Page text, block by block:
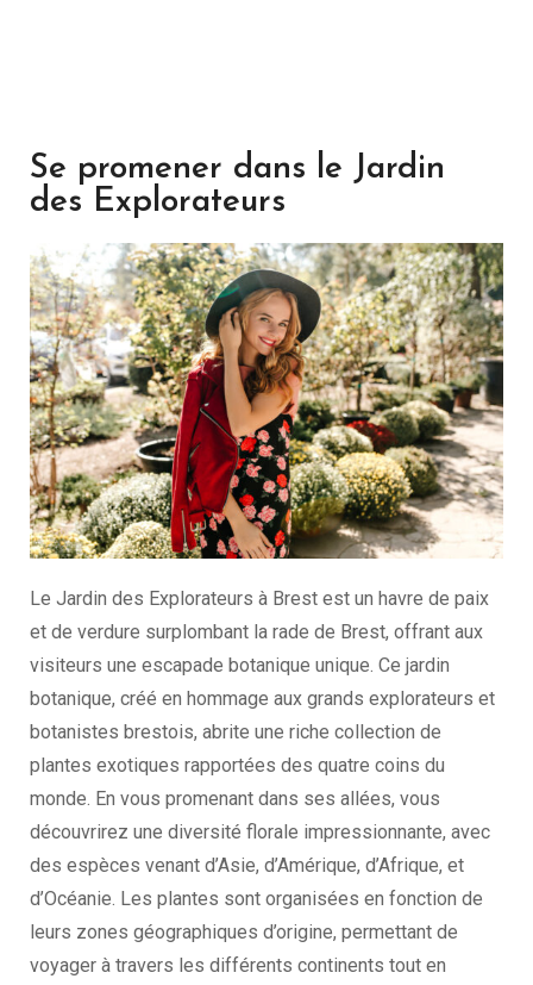
Se promener dans le Jardin
des Explorateurs
Le Jardin des Explorateurs à Brest est un havre de paix
et de verdure surplombant la rade de Brest, offrant aux
visiteurs une escapade botanique unique. Ce jardin
botanique, créé en hommage aux grands explorateurs et
botanistes brestois, abrite une riche collection de
plantes exotiques rapportées des quatre coins du
monde. En vous promenant dans ses allées, vous
découvrirez une diversité florale impressionnante, avec
des espèces venant d’Asie, d’Amérique, d’Afrique, et
d’Océanie. Les plantes sont organisées en fonction de
leurs zones géographiques d’origine, permettant de
voyager à travers les différents continents tout en